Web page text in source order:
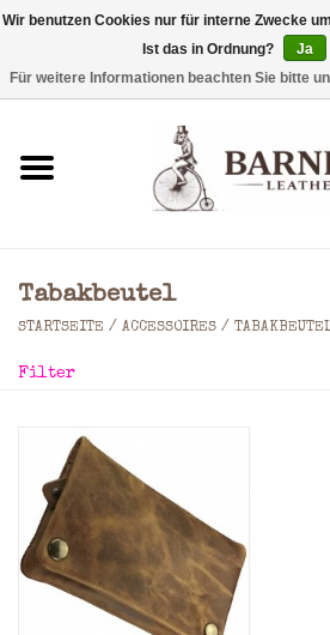
Geldbörse
Rucksäcke
Taschen
Accessoires
Marken
Tabakbeutel
STARTSEITE / ACCESSOIRES /
Filter
Wir benutzen Cookies nur für interne Zwecke
Ist das in Ordnung?
Ja
Für weitere Informationen beachten Sie bitte